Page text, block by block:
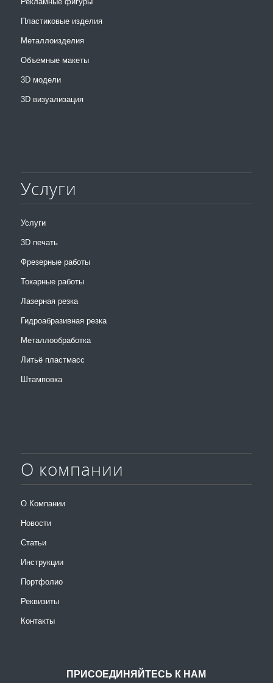
Пластиковые изделия
Металлоизделия
Объемные макеты
3D модели
3D визуализация
Услуги
Услуги
3D печать
Фрезерные работы
Токарные работы
Лазерная резка
Гидроабразивная резка
Металлообработка
Литьё пластмасс
Штамповка
О компании
О Компании
Новости
Статьи
Инструкции
Портфолио
Реквизиты
Контакты
ПРИСОЕДИНЯЙТЕСЬ К НАМ